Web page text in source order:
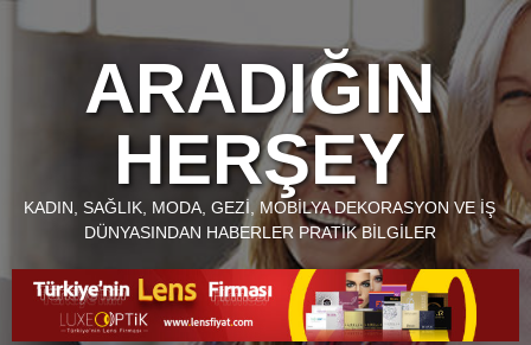
ARADIĞIN
HERŞEY
KADIN, SAĞLIK, MODA, GEZI, MOBILYA DEKORASYON VE İŞ
DÜNYASINDAN HABERLER PRATIK BILGILER